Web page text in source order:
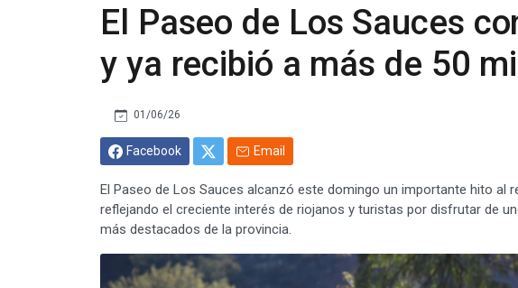
El Paseo de Los Sauces
y ya recibió a más de 50
01/06/26
Facebook Email
El Paseo de Los Sauces alcanzó este domingo un importante hito al
reflejando el creciente interés de riojanos y turistas por disfrutar de
más destacados de la provincia.